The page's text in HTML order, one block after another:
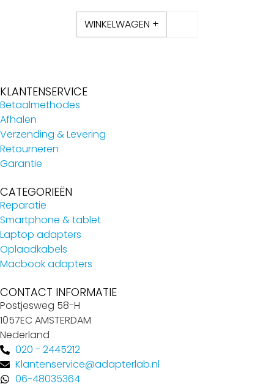
WINKELWAGEN +
KLANTENSERVICE
Betaalmethodes
Afhalen
Verzending & Levering
Retourneren
Garantie
CATEGORIEËN
Reparatie
Smartphone & tablet
Laptop adapters
Oplaadkabels
Macbook adapters
CONTACT INFORMATIE
Postjesweg 58-H
1057EC AMSTERDAM
Nederland
020 - 2445212
Klantenservice@adapterlab.nl
06-48035364